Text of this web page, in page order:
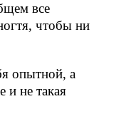
все
чтобы ни
опытной, а
и не такая